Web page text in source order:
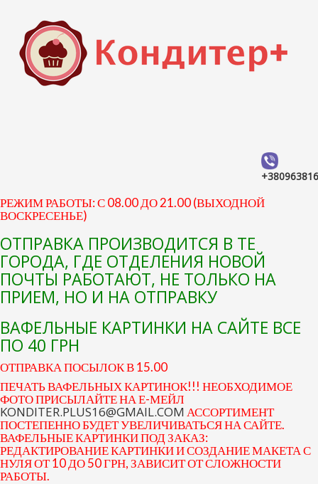
РЕЖИМ РАБОТЫ: С 08.00 ДО 21.00 (ВЫХОДНОЙ
ВОСКРЕСЕНЬЕ)
ОТПРАВКА ПРОИЗВОДИТСЯ В ТЕ
ГОРОДА, ГДЕ ОТДЕЛЕНИЯ НОВОЙ
ПОЧТЫ РАБОТАЮТ, НЕ ТОЛЬКО НА
ПРИЕМ, НО И НА ОТПРАВКУ
ВАФЕЛЬНЫЕ КАРТИНКИ НА САЙТЕ ВСЕ
ПО 40 ГРН
ОТПРАВКА ПОСЫЛОК В 15.00
ПЕЧАТЬ ВАФЕЛЬНЫХ КАРТИНОК!!! НЕОБХОДИМОЕ
ФОТО ПРИСЫЛАЙТЕ НА Е-МЕЙЛ
KONDITER.PLUS16@GMAIL.COM АССОРТИМЕНТ
ПОСТЕПЕННО БУДЕТ УВЕЛИЧИВАТЬСЯ НА САЙТЕ.
ВАФЕЛЬНЫЕ КАРТИНКИ ПОД ЗАКАЗ:
РЕДАКТИРОВАНИЕ КАРТИНКИ И СОЗДАНИЕ МАКЕТА С
НУЛЯ ОТ 10 ДО 50 ГРН, ЗАВИСИТ ОТ СЛОЖНОСТИ
РАБОТЫ.